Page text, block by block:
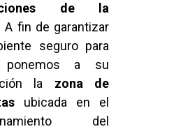
de la
A fin de garantizar
seguro para
ponemos a su
la zona de
ubicada en el
del